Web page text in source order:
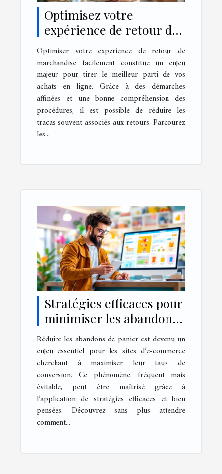
Optimisez votre
expérience de retour de
marchandise facilement
Optimiser votre expérience de retour de
marchandise facilement constitue un enjeu
majeur pour tirer le meilleur parti de vos
achats en ligne. Grâce à des démarches
affinées et une bonne compréhension des
procédures, il est possible de réduire les
tracas souvent associés aux retours. Parcourez
les...
Stratégies efficaces pour
minimiser les abandons
de panier en ligne
Réduire les abandons de panier est devenu un
enjeu essentiel pour les sites d’e-commerce
cherchant à maximiser leur taux de
conversion. Ce phénomène, fréquent mais
évitable, peut être maîtrisé grâce à
l’application de stratégies efficaces et bien
pensées. Découvrez sans plus attendre
comment...